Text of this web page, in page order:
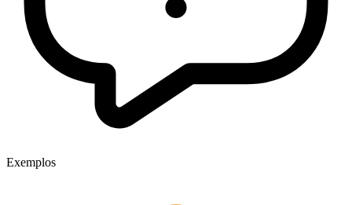
Exemplos